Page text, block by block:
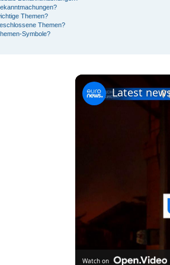
Themen?
Themen?
Symbole?
Latest
Watch on